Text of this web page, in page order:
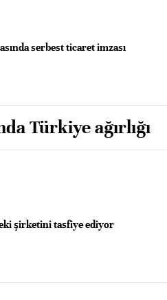
serbest ticaret imzası
Türkiye ağırlığı
şirketini tasfiye ediyor